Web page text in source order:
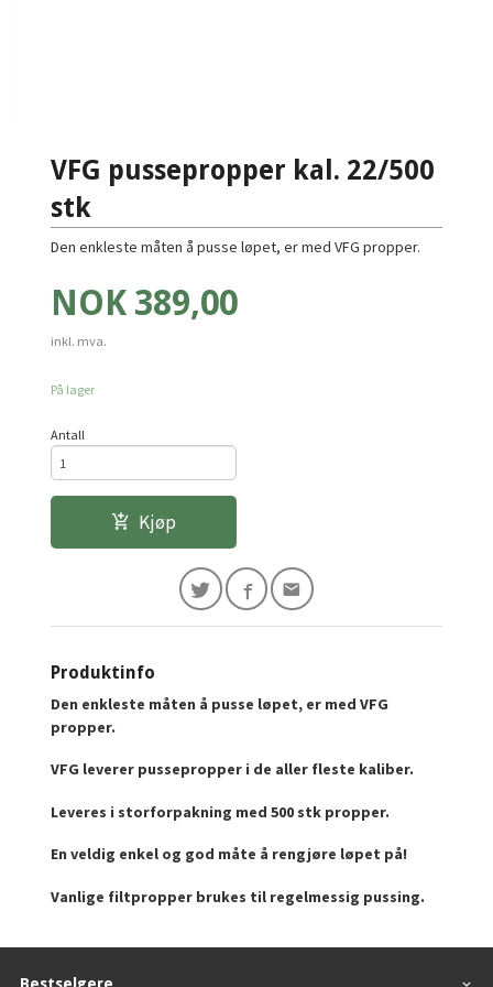
VFG pussepropper kal. 22/500
stk
Den enkleste måten å pusse løpet, er med VFG propper.
Pris
NOK 389,00
inkl. mva.
På lager
Antall
Kjøp
Produktinfo
Den enkleste måten å pusse løpet, er med VFG
propper.
VFG leverer pussepropper i de aller fleste kaliber.
Leveres i storforpakning med 500 stk propper.
En veldig enkel og god måte å rengjøre løpet på!
Vanlige filtpropper brukes til regelmessig pussing.